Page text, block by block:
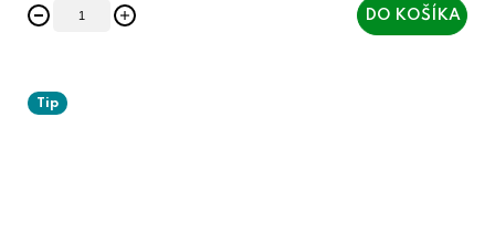
DO KOŠÍKA
Tip